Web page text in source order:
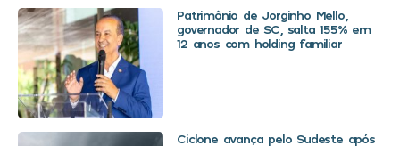
Patrimônio de Jorginho Mello,
governador de SC, salta 155% em
12 anos com holding familiar
Ciclone avança pelo Sudeste após